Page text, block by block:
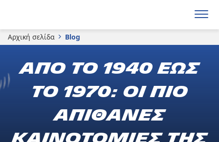
Αρχική σελίδα Blog
Από το 1940 έως
το 1970: οι πιο
απίθανες